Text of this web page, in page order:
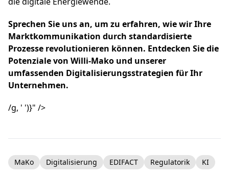
Sprechen Sie uns an, um zu erfahren, wie wir Ihre
Marktkommunikation durch standardisierte
Prozesse revolutionieren können. Entdecken Sie die
Potenziale von Willi-Mako und unserer
umfassenden Digitalisierungsstrategien für Ihr
Unternehmen.
/g, ' ')}" />
MaKo Digitalisierung EDIFACT Regulatorik KI